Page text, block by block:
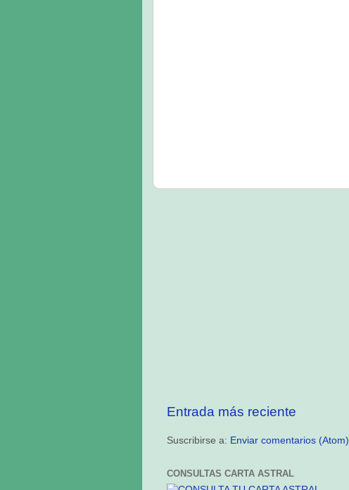
Entrada más reciente
Suscribirse a: Enviar comentarios (Atom)
CONSULTAS CARTA ASTRAL